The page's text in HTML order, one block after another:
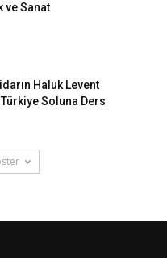
ve Sanat
Haluk Levent
Soluna Ders